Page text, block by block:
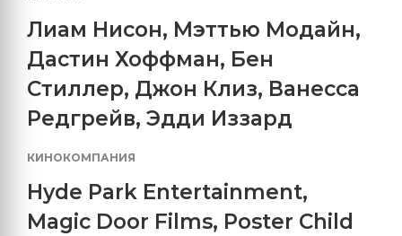
Лиам Нисон, Мэттью Модайн,
Дастин Хоффман, Бен
Стиллер, Джон Клиз, Ванесса
Редгрейв, Эдди Иззард
КИНОКОМПАНИЯ
Hyde Park Entertainment,
Magic Door Films, Poster Child